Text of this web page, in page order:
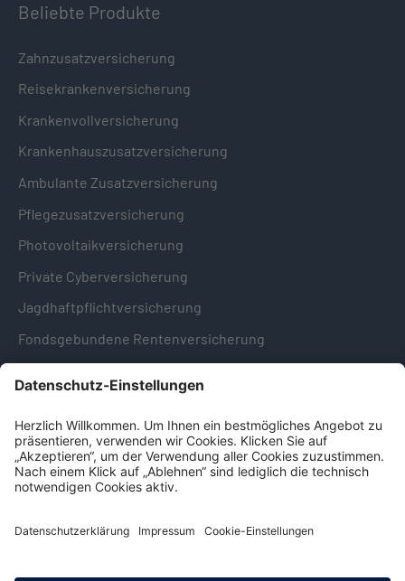
Beliebte Produkte
Zahnzusatzversicherung
Reisekrankenversicherung
Krankenvollversicherung
Krankenhauszusatzversicherung
Ambulante Zusatzversicherung
Pflegezusatzversicherung
Photovoltaikversicherung
Private Cyberversicherung
Jagdhaftpflichtversicherung
Fondsgebundene Rentenversicherung
Hinweise & Informationen
Impressum
Datenschutz
Hinweisgebersystem -